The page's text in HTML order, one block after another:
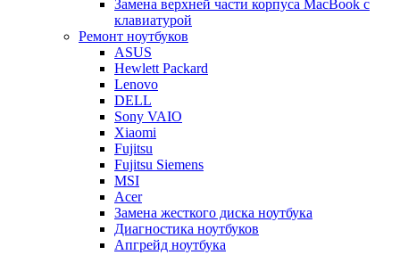
Замена верхней части корпуса MacBook с
клавиатурой
Ремонт ноутбуков
ASUS
Hewlett Packard
Lenovo
DELL
Sony VAIO
Xiaomi
Fujitsu
Fujitsu Siemens
MSI
Acer
Замена жесткого диска ноутбука
Диагностика ноутбуков
Апгрейд ноутбука